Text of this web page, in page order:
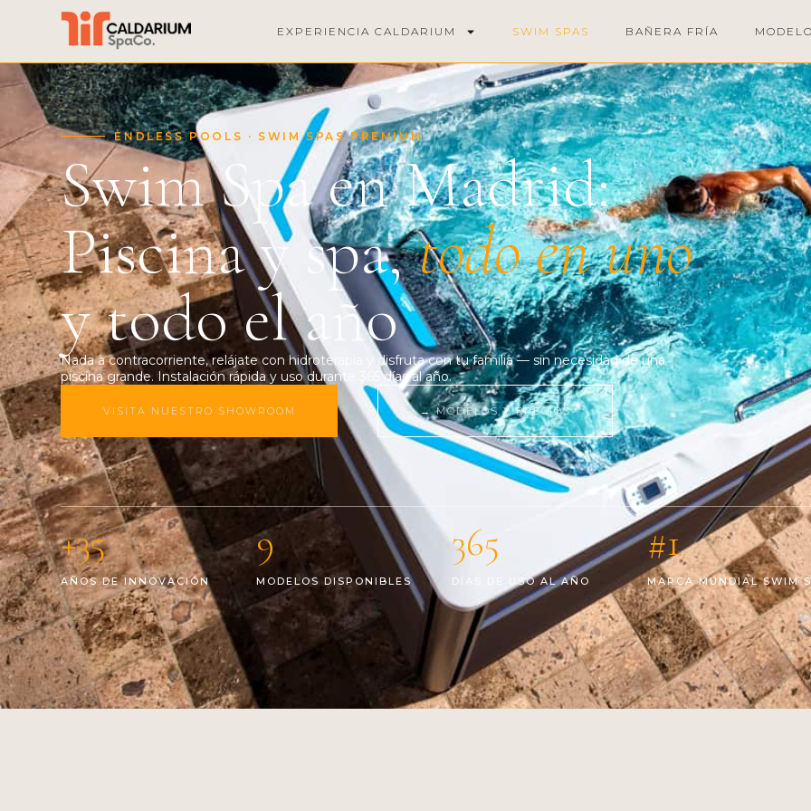
EXPERIENCIA CALDARIUM SWIM SPAS BAÑERA FRÍA
ENDLESS POOLS · SWIM SPAS PREMIUM
Swim Spa en Madrid:
Piscina y spa,todo en uno
y todo el año
Nada a contracorriente, relájate con hidroterapia y disfruta con tu familia — sin necesidad de una
piscina grande. Instalación rápida y uso durante 365 días al año.
VISITA NUESTRO SHOWROOM → MODELOS Y PRECIOS
+35
AÑOS DE INNOVACIÓN
9
MODELOS DISPONIBLES
365
DÍAS DE USO AL AÑO
#1
MARCA MUNDIAL SWIM